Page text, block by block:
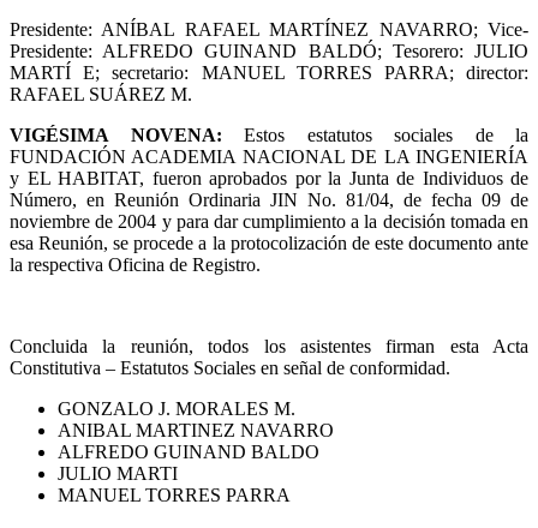
Presidente: ANÍBAL RAFAEL MARTÍNEZ NAVARRO; Vice-
Presidente: ALFREDO GUINAND BALDÓ; Tesorero: JULIO
MARTÍ E; secretario: MANUEL TORRES PARRA; director:
RAFAEL SUÁREZ M.
VIGÉSIMA NOVENA: Estos estatutos sociales de la
FUNDACIÓN ACADEMIA NACIONAL DE LA INGENIERÍA
y EL HABITAT, fueron aprobados por la Junta de Individuos de
Número, en Reunión Ordinaria JIN No. 81/04, de fecha 09 de
noviembre de 2004 y para dar cumplimiento a la decisión tomada en
esa Reunión, se procede a la protocolización de este documento ante
la respectiva Oficina de Registro.
Concluida la reunión, todos los asistentes firman esta Acta
Constitutiva – Estatutos Sociales en señal de conformidad.
GONZALO J. MORALES M.
ANIBAL MARTINEZ NAVARRO
ALFREDO GUINAND BALDO
JULIO MARTI
MANUEL TORRES PARRA